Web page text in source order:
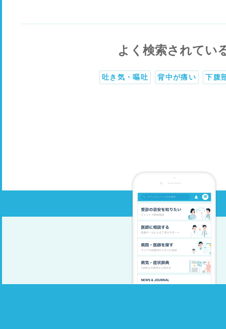
よく検索されてい
吐き気・嘔吐 背中が痛い 下腹